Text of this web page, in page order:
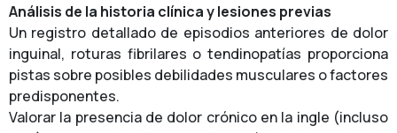
Análisis de la historia clínica y lesiones previas
Un registro detallado de episodios anteriores de dolor
inguinal, roturas fibrilares o tendinopatías proporciona
pistas sobre posibles debilidades musculares o factores
predisponentes.
Valorar la presencia de dolor crónico en la ingle (incluso